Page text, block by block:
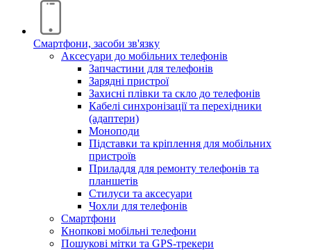
Смартфони, засоби зв'язку
Аксесуари до мобільних телефонів
Запчастини для телефонів
Зарядні пристрої
Захисні плівки та скло до телефонів
Кабелі синхронізації та перехідники
(адаптери)
Моноподи
Підставки та кріплення для мобільних
пристроїв
Приладдя для ремонту телефонів та
планшетів
Стилуси та аксесуари
Чохли для телефонів
Смартфони
Кнопкові мобільні телефони
Пошукові мітки та GPS-трекери